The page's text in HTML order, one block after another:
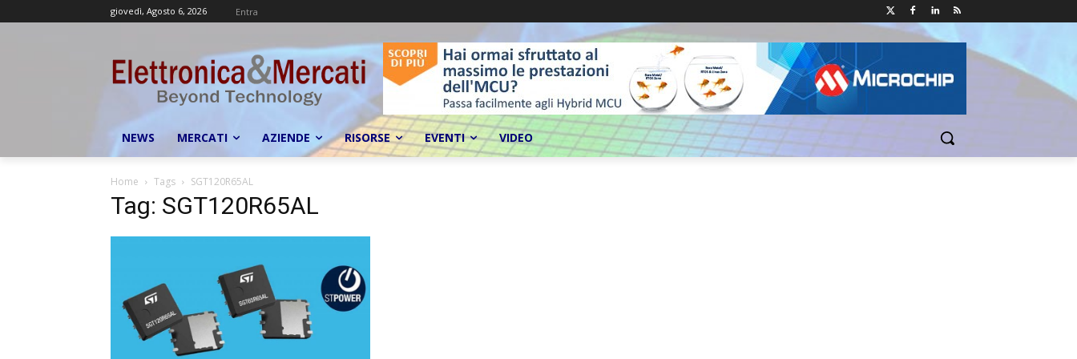
giovedì, Agosto 6, 2026 Entra
NEWS MERCATI AZIENDE RISORSE EVENTI VIDEO
Home Tags SGT120R65AL
Tag: SGT120R65AL